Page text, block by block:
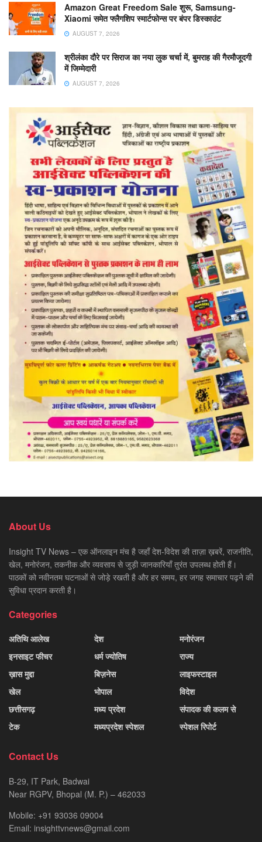
Amazon Great Freedom Sale शुरू, Samsung-
Xiaomi समेत फ्लैगशिप स्मार्टफोन्स पर बंपर डिस्काउंट
AUGUST 7, 2026
श्रीलंका दौरे पर सिराज का नया लुक चर्चा में, बुमराह की गैरमौजूदगी
में जिम्मेदारी
AUGUST 7, 2026
About Us
Insight TV News – एक ऑनलाइन मंच है जहाँ देश-विदेश की ताज़ा ख़बरें, राजनीति,
खेल, मनोरंजन, तकनीक और व्यवसाय से जुड़ी जानकारियाँ तुरंत उपलब्ध होती हैं।
पाठकों को नवीनतम घटनाओं से जोड़े रखती है और हर समय, हर जगह समाचार पढ़ने की
सुविधा प्रदान करती है।
Categories
अतिथि आलेख
इनसाइट फीचर
ख़ास मुद्दा
खेल
छत्तीसगढ़
टेक
देश
धर्म ज्योतिष
बिज़नेस
भोपाल
मध्य प्रदेश
मध्यप्रदेश स्पेशल
मनोरंजन
राज्य
लाइफस्टाइल
विदेश
संपादक की कलम से
स्पेशल रिपोर्ट
Contact Us
B-29, IT Park, Badwai
Near RGPV, Bhopal (M. P.) – 462033
Mobile: +91 93036 09004
Email: insighttvnews@gmail.com